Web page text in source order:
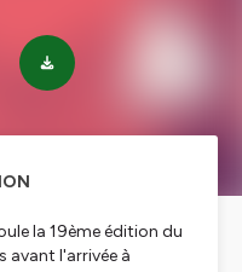
la 19ème édition du
avant l'arrivée à